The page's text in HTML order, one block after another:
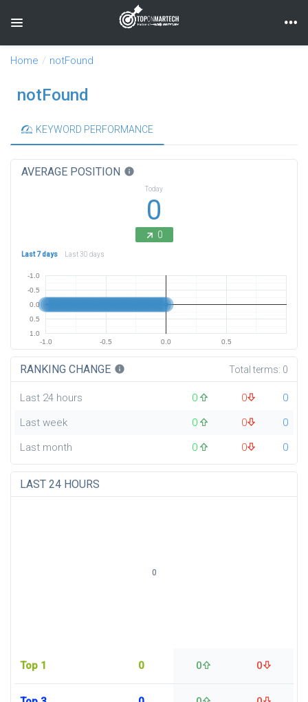
Toggle navigation
Home notFound
notFound
KEYWORD PERFORMANCE
AVERAGE POSITION info
Today
0
0
Last 7 days Last 30 days
-1.0 -0.5 0.0 0.5
-1.0
-0.5
0.0
0.5
1.0
RANKING CHANGE info Total terms: 0
Last 24 hours 0 0
0
Last week
0 0
0
Last month
0 0 0
LAST 24 HOURS
Top 1 0 0 0
0